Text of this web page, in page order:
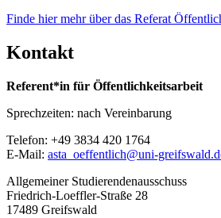
Finde hier mehr über das Referat
Kontakt
Referent*in für Öffentlichkeitsarbeit
Sprechzeiten: nach Vereinbarung
Telefon: +49 3834 420 1764
E-Mail: asta_oeffentlich@uni-greifswald
Allgemeiner Studierendenausschuss
Friedrich-Loeffler-Straße 28
17489 Greifswald